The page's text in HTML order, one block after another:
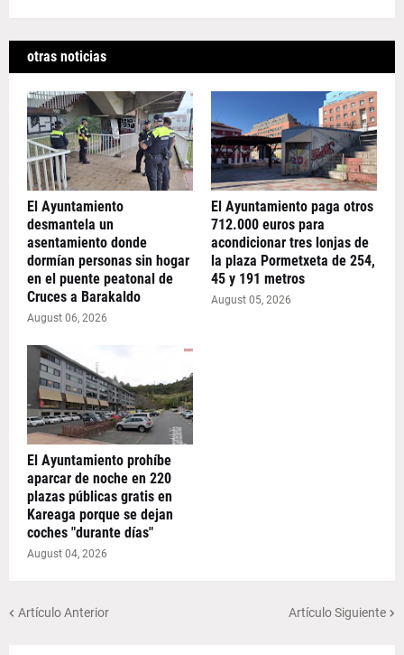
otras noticias
El Ayuntamiento
desmantela un
asentamiento donde
dormían personas sin hogar
en el puente peatonal de
Cruces a Barakaldo
August 06, 2026
El Ayuntamiento paga otros
712.000 euros para
acondicionar tres lonjas de
la plaza Pormetxeta de 254,
45 y 191 metros
August 05, 2026
El Ayuntamiento prohíbe
aparcar de noche en 220
plazas públicas gratis en
Kareaga porque se dejan
coches "durante días"
August 04, 2026
Artículo Anterior Artículo Siguiente